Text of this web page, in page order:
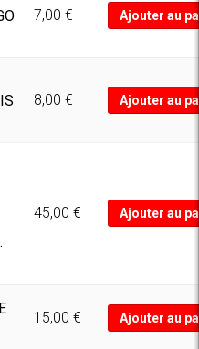
7,00 € Ajouter au
8,00 € Ajouter au
45,00 € Ajouter au
15,00 € Ajouter au